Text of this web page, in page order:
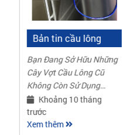
Bản tin cầu lông
Bạn Đang Sở Hữu Những
Cây Vợt Cầu Lông Cũ
Không Còn Sử Dụng
Nhưng Vẫn Muốn Bán Lại
Với Giá Tốt, Nhanh Chóng
Và Minh Bạch? Hãy Đến
Khoảng 10 tháng
trước
Xem thêm